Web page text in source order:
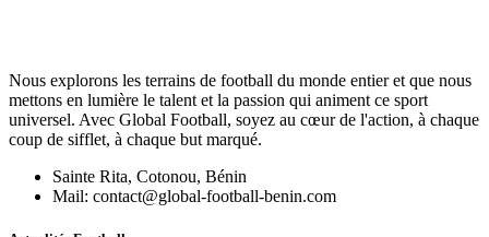
Nous explorons les terrains de football du monde entier et que nous
mettons en lumière le talent et la passion qui animent ce sport
universel. Avec Global Football, soyez au cœur de l'action, à chaque
coup de sifflet, à chaque but marqué.
Sainte Rita, Cotonou, Bénin
Mail: contact@global-football-benin.com